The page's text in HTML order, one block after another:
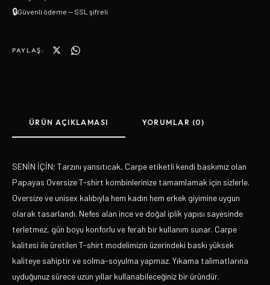
🔒Güvenli ödeme — SSL şifreli
PAYLAŞ:
ÜRÜN AÇIKLAMASI YORUMLAR (0)
SENİN İÇİN; Tarzını yansıtıcak, Carpe etiketli kendi baskımız olan
Papayas Oversize T-shirt kombinlerinize tamamlamak için sizlerle.
Oversize ve unisex kalıbıyla hem kadın hem erkek giyimine uygun
olarak tasarlandı. Nefes alan ince ve doğal iplik yapısı sayesinde
terletmez, gün boyu konforlu ve ferah bir kullanım sunar. Carpe
kalitesi ile üretilen T-shirt modelimizin üzerindeki baskı yüksek
kaliteye sahiptir ve solma-soyulma yapmaz. Yıkama talimatlarına
uyduğunuz sürece uzun yıllar kullanabileceğiniz bir üründür.